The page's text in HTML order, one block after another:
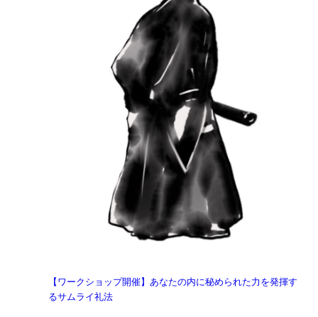
【ワークショップ開催】あなたの内に秘められた力を発揮す
るサムライ礼法